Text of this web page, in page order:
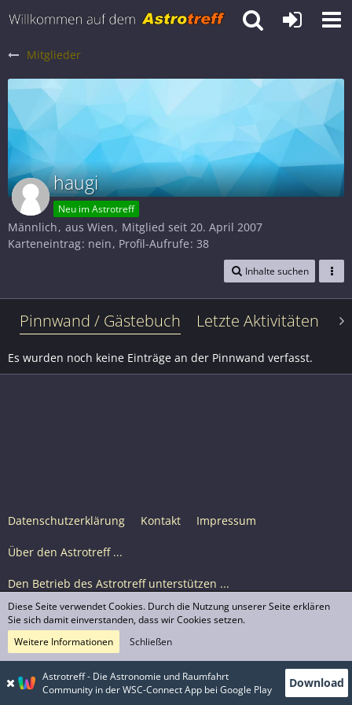
Mitglieder
haugi
Neu im Astrotreff
Männlich aus Wien
Mitglied seit 20. April 2007
Karteneintrag nein Profil-Aufrufe 38
Inhalte suchen
Pinnwand / Gästebuch Letzte Aktivitäten
Es wurden noch keine Einträge an der Pinnwand verfasst.
Datenschutzerklärung Kontakt Impressum
Über den Astrotreff ...
Den Betrieb des Astrotreff unterstützen ...
Nutzungsbedingungen
© Astrotreff 2001-2026, lizenziert unter CC BY-SA,
sofern für einzelne Inhalte nicht anders angegeben
Astrotreff - Die Astronomie und Raumfahrt
Community in der WSC-Connect App bei Google Play
Download
Diese Seite verwendet Cookies. Durch die Nutzung unserer Seite erklären
Sie sich damit einverstanden, dass wir Cookies setzen.
Weitere Informationen
Schließen